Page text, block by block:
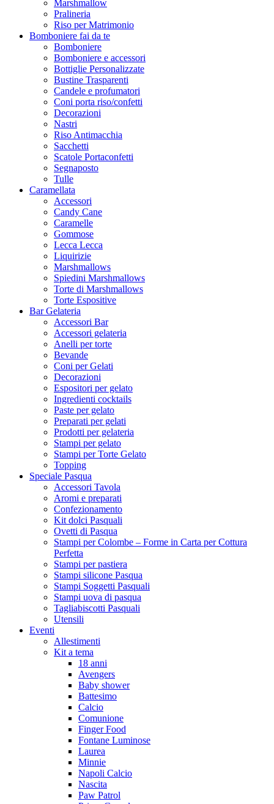
Marshmallow
Pralineria
Riso per Matrimonio
Bomboniere fai da te
Bomboniere
Bomboniere e accessori
Bottiglie Personalizzate
Bustine Trasparenti
Candele e profumatori
Coni porta riso/confetti
Decorazioni
Nastri
Riso Antimacchia
Sacchetti
Scatole Portaconfetti
Segnaposto
Tulle
Caramellata
Accessori
Candy Cane
Caramelle
Gommose
Lecca Lecca
Liquirizie
Marshmallows
Spiedini Marshmallows
Torte di Marshmallows
Torte Espositive
Bar Gelateria
Accessori Bar
Accessori gelateria
Anelli per torte
Bevande
Coni per Gelati
Decorazioni
Espositori per gelato
Ingredienti cocktails
Paste per gelato
Preparati per gelati
Prodotti per gelateria
Stampi per gelato
Stampi per Torte Gelato
Topping
Speciale Pasqua
Accessori Tavola
Aromi e preparati
Confezionamento
Kit dolci Pasquali
Ovetti di Pasqua
Stampi per Colombe – Forme in Carta per Cottura
Perfetta
Stampi per pastiera
Stampi silicone Pasqua
Stampi Soggetti Pasquali
Stampi uova di pasqua
Tagliabiscotti Pasquali
Utensili
Eventi
Allestimenti
Kit a tema
18 anni
Avengers
Baby shower
Battesimo
Calcio
Comunione
Finger Food
Fontane Luminose
Laurea
Minnie
Napoli Calcio
Nascita
Paw Patrol